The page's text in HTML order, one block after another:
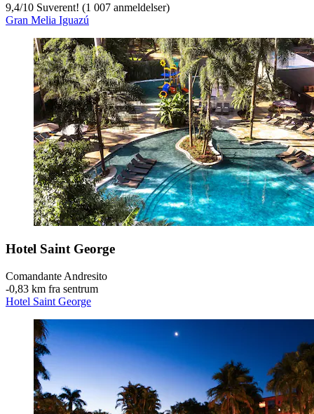
9,4/10 Suverent! (1 007 anmeldelser)
Gran Melia Iguazú
Hotel Saint George
Comandante Andresito
‐0,83 km fra sentrum
Hotel Saint George